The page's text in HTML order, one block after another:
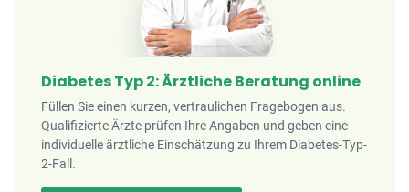
Diabetes Typ 2: Ärztliche Beratung online
Füllen Sie einen kurzen, vertraulichen Fragebogen aus.
Qualifizierte Ärzte prüfen Ihre Angaben und geben eine
individuelle ärztliche Einschätzung zu Ihrem Diabetes-Typ-
2-Fall.